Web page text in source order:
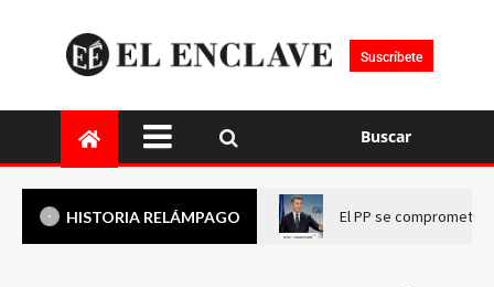
Suscríbete
Buscar
HISTORIA RELÁMPAGO El PP se compromete